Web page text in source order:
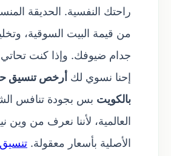
راحتك النفسية. الحديقة
من قيمة البيت السوقية،
جدام ضيوفك. وإذا كنت تحاتي
إحنا نسوي لك أرخص تنسيق
بالكويت بس بجودة تنافس
العالمية، لأننا نعرف من وين
الأصلية بأسعار معقولة.